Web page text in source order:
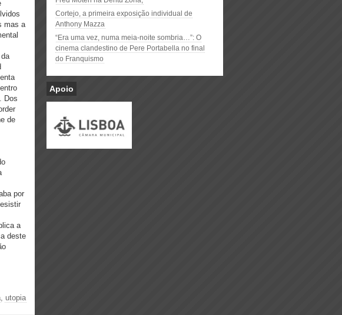
mas a
Dos
de
por
a
deste
, utopia
Cortejo, a primeira exposição individual de
Anthony Mazza
“Era uma vez, numa meia-noite sombria…”: O
cinema clandestino de Pere Portabella no final
do Franquismo
Apoio